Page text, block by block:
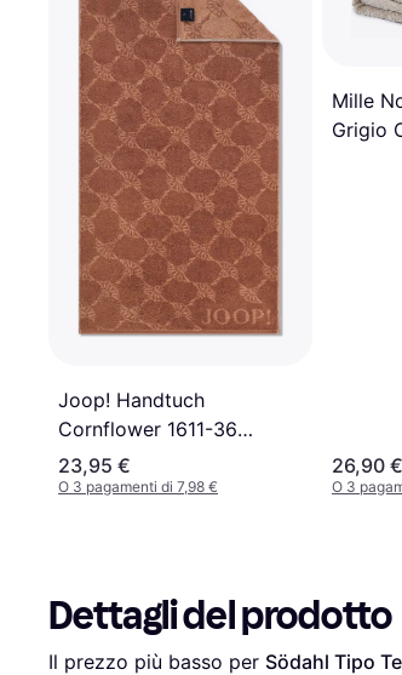
Joop! Handtuch
Cornflower 1611-36
Creme Asciugamano
Beige, Blu (100x50cm)
23,95 €
O 3 pagamenti di 7,98 €
Mille
Grigio
26,90 €
O 3
Dettagli del prodotto
Il prezzo più basso per Södahl Tipo